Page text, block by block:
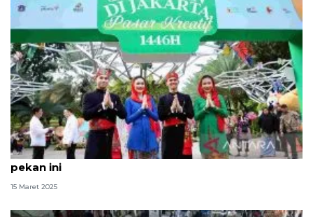
Pasar Kreatif bisa jadi pilihan ngabuburit akhir
pekan ini
15 Maret 2025